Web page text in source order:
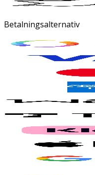
Betalningsalternativ